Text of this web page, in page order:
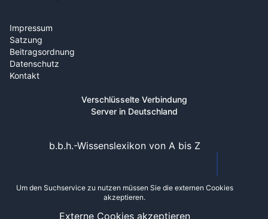
Impressum
Satzung
Beitragsordnung
Datenschutz
Kontakt
Verschlüsselte Verbindung
Server in Deutschland
b.b.h.-Wissenslexikon von A bis Z
Um den Suchservice zu nutzen müssen Sie die externen Cookies
akzeptieren.
Externe Cookies akzeptieren